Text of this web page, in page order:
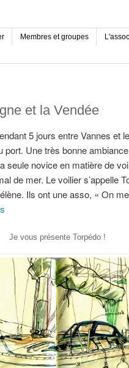
Membres et groupes
et la Vendée
5 jours entre Vannes et
port. Une très bonne
seule novice en matière de
de mer. Le voilier s’appelle
Ils ont une asso, « On
Je vous présente Torpédo !